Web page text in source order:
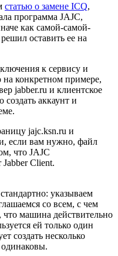
статью о замене ICQ,
программа JAJC,
как самой-самой-
оставить ее на
к сервису и
конкретном примере,
jabber.ru и клиентское
аккаунт и
jajc.ksn.ru и
если вам нужно, файл
что JAJC
Client.
указываем
со всем, с чем
что машина действительно
ей только один
создать несколько